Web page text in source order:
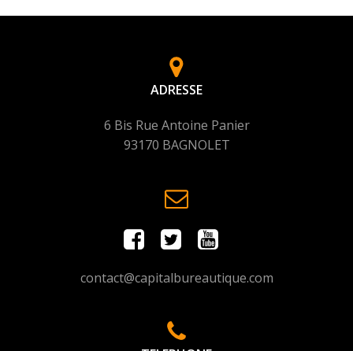
ADRESSE
6 Bis Rue Antoine Panier
93170 BAGNOLET
contact@capitalbureautique.com